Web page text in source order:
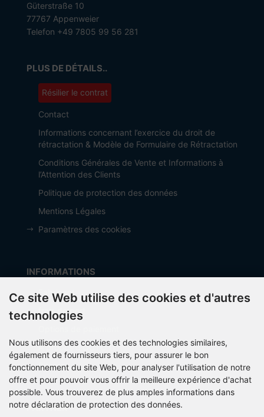
Güterstraße 10
77767 Appenweier
Telefon +49 7805 99 56 281
PLUS DE DÉTAILS..
Résilier le contrat
Contact
Informations concernant l’exercice du droit de
rétractation & Modèle de Formulaire de Rétractation
Conditions Générales de Vente et Informations à
l’Attention des Clients
Politique de protection des données
Mentions Légales
Paramètres des cookies
INFORMATIONS
Fabricant
frais de port
À propos d’OCTO IT
Sitemap
PARTNER
Ce site Web utilise des cookies et d'autres
technologies
Nous utilisons des cookies et des technologies similaires,
également de fournisseurs tiers, pour assurer le bon
fonctionnement du site Web, pour analyser l'utilisation de notre
offre et pour pouvoir vous offrir la meilleure expérience d'achat
possible. Vous trouverez de plus amples informations dans
notre déclaration de protection des données.